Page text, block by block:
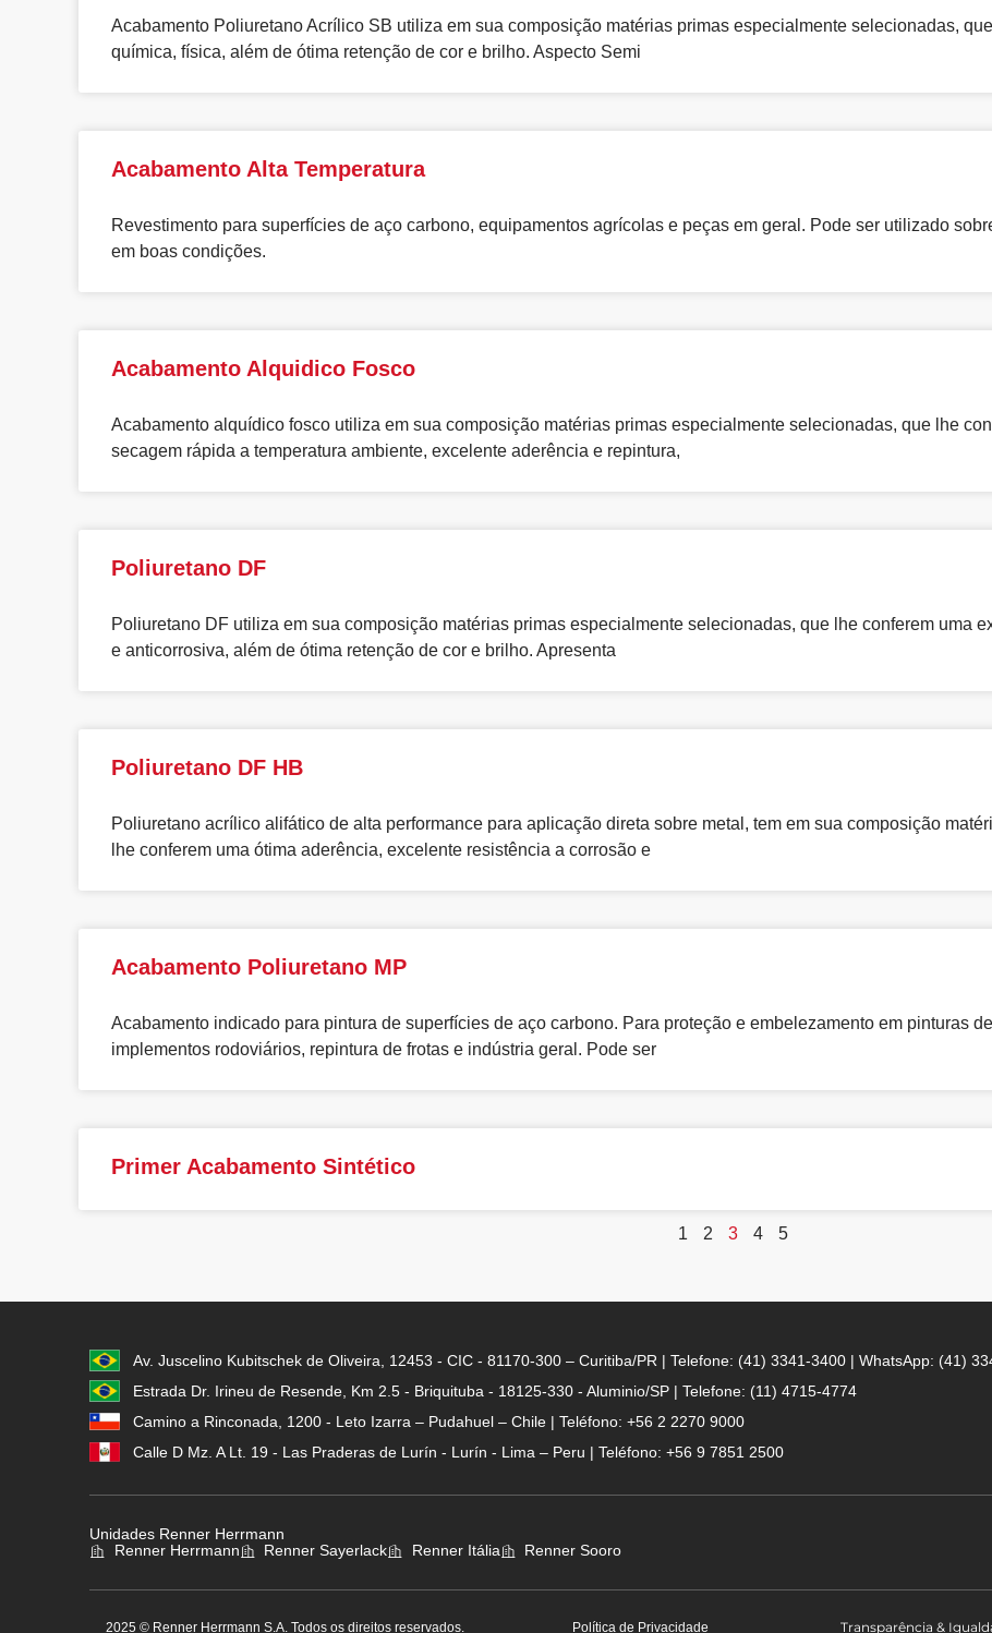
Acabamento Poliuretano Acrílico SB utiliza em sua composição matérias primas especialmente selecionadas,
química, física, além de ótima retenção de cor e brilho. Aspecto Semi
Acabamento Alta Temperatura
Revestimento para superfícies de aço carbono, equipamentos agrícolas e peças em geral. Pode ser utilizado
em boas condições.
Acabamento Alquidico Fosco
Acabamento alquídico fosco utiliza em sua composição matérias primas especialmente selecionadas, que lhe
secagem rápida a temperatura ambiente, excelente aderência e repintura,
Poliuretano DF
Poliuretano DF utiliza em sua composição matérias primas especialmente selecionadas, que lhe conferem uma
e anticorrosiva, além de ótima retenção de cor e brilho. Apresenta
Poliuretano DF HB
Poliuretano acrílico alifático de alta performance para aplicação direta sobre metal, tem em sua composição
lhe conferem uma ótima aderência, excelente resistência a corrosão e
Acabamento Poliuretano MP
Acabamento indicado para pintura de superfícies de aço carbono. Para proteção e embelezamento em pinturas
implementos rodoviários, repintura de frotas e indústria geral. Pode ser
Primer Acabamento Sintético
1 2 3 4 5
Av. Juscelino Kubitschek de Oliveira, 12453 - CIC - 81170-300 – Curitiba/PR | Telefone: (41) 3341-3400 | WhatsApp: (41)
Estrada Dr. Irineu de Resende, Km 2.5 - Briquituba - 18125-330 - Aluminio/SP | Telefone: (11) 4715-4774
Camino a Rinconada, 1200 - Leto Izarra – Pudahuel – Chile | Teléfono: +56 2 2270 9000
Calle D Mz. A Lt. 19 - Las Praderas de Lurín - Lurín - Lima – Peru | Teléfono: +56 9 7851 2500
Unidades Renner Herrmann
Renner Herrmann
Renner Sayerlack Renner Itália Renner Sooro
2025 © Renner Herrmann S.A. Todos os direitos reservados. Política de Privacidade Transparência &